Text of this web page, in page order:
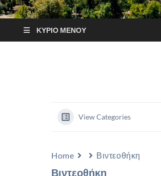
ΚΎΡΙΟ ΜΕΝΟΎ
View Categories
Home Βιντεοθήκη
Βιντεοθήκη